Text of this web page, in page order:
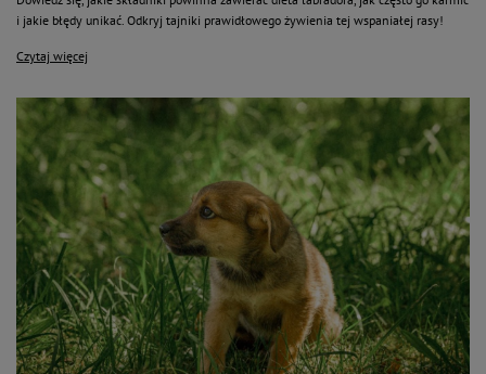
i jakie błędy unikać. Odkryj tajniki prawidłowego żywienia tej wspaniałej rasy!
Czytaj więcej